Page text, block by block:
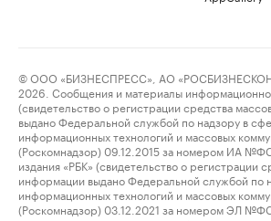
© ООО «БИЗНЕСПРЕСС», АО
2026. Сообщения и материалы
(свидетельство о регистрации средства
выдано Федеральной службой по надзору в
информационных технологий и массовых
(Роскомнадзор) 09.12.2015 за номером ИА
издания «РБК» (свидетельство о регистрации
информации выдано Федеральной службой по
информационных технологий и массовых
(Роскомнадзор) 03.12.2021 за номером ЭЛ